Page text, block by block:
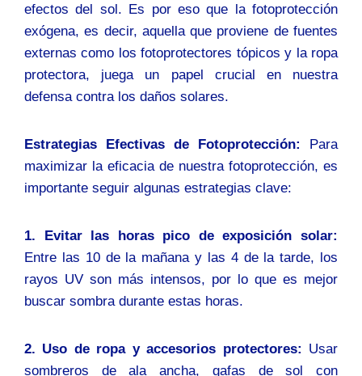
efectos del sol. Es por eso que la fotoprotección
exógena, es decir, aquella que proviene de fuentes
externas como los fotoprotectores tópicos y la ropa
protectora, juega un papel crucial en nuestra
defensa contra los daños solares.
Estrategias Efectivas de Fotoprotección:
Para
maximizar la eficacia de nuestra fotoprotección, es
importante seguir algunas estrategias clave:
1. Evitar las horas pico de exposición solar:
Entre las 10 de la mañana y las 4 de la tarde, los
rayos UV son más intensos, por lo que es mejor
buscar sombra durante estas horas.
2. Uso de ropa y accesorios protectores: Usar
sombreros de ala ancha, gafas de sol con